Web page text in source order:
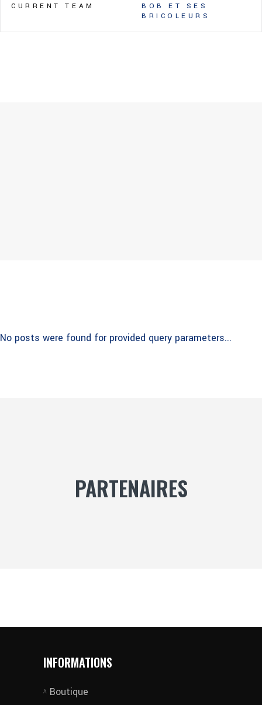
CURRENT TEAM
BOB ET SES
BRICOLEURS
No posts were found for provided query parameters...
PARTENAIRES
INFORMATIONS
Boutique